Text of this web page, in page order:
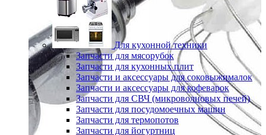
Для кухонной техники
Запчасти для мясорубок
Запчасти для кухонных плит
Запчасти и аксессуары для соковыжималок
Запчасти и аксессуары для кофеварок
Запчасти для СВЧ (микроволновых печей)
Запчасти для посудомоечных машин
Запчасти для термопотов
Запчасти для йогуртниц